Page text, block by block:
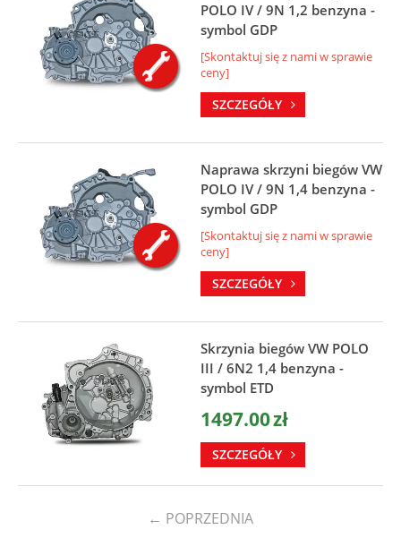
POLO IV / 9N 1,2 benzyna -
symbol GDP
[Skontaktuj się z nami w sprawie
ceny]
SZCZEGÓŁY
Naprawa skrzyni biegów VW
POLO IV / 9N 1,4 benzyna -
symbol GDP
[Skontaktuj się z nami w sprawie
ceny]
SZCZEGÓŁY
Skrzynia biegów VW POLO
III / 6N2 1,4 benzyna -
symbol ETD
1497.00zł
SZCZEGÓŁY
← POPRZEDNIA